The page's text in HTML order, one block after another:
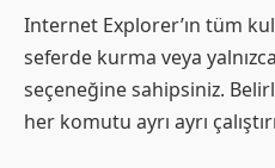
Internet Explorer’ın tüm
seferde kurma veya
seçeneğine sahipsiniz.
her komutu ayrı ayrı